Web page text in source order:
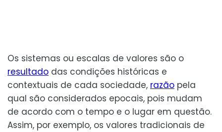
Os sistemas ou escalas de valores são o
resultado das condições históricas e
contextuais de cada sociedade, razão pela
qual são considerados epocais, pois mudam
de acordo com o tempo e o lugar em questão.
Assim, por exemplo, os valores tradicionais de